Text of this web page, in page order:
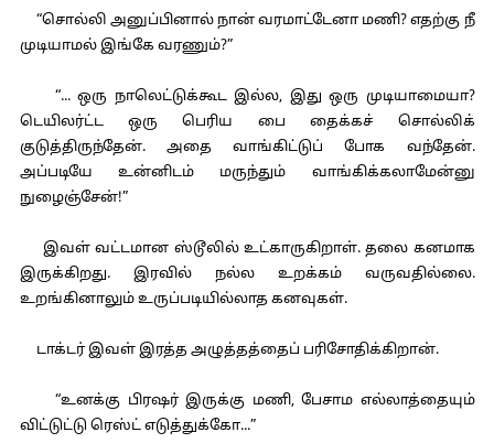
“சொல்லி அனுப்பினால் நான் வரமாட்டேனா மணி? எதற்கு நீ
முடியாமல் இங்கே வரணும்?”
“... ஒரு நாலெட்டுக்கூட இல்ல, இது ஒரு முடியாமையா?
டெயிலர்ட்ட ஒரு பெரிய பை தைக்கச் சொல்லிக்
குடுத்திருந்தேன். அதை வாங்கிட்டுப் போக வந்தேன்.
அப்படியே உன்னிடம் மருந்தும் வாங்கிக்கலாமேன்னு
நுழைஞ்சேன்!”
இவள் வட்டமான ஸ்டூலில் உட்காருகிறாள். தலை கனமாக
இருக்கிறது. இரவில் நல்ல உறக்கம் வருவதில்லை.
உறங்கினாலும் உருப்படியில்லாத கனவுகள்.
டாக்டர் இவள் இரத்த அழுத்தத்தைப் பரிசோதிக்கிறான்.
“உனக்கு பிரஷர் இருக்கு மணி, பேசாம எல்லாத்தையும்
விட்டுட்டு ரெஸ்ட் எடுத்துக்கோ...”